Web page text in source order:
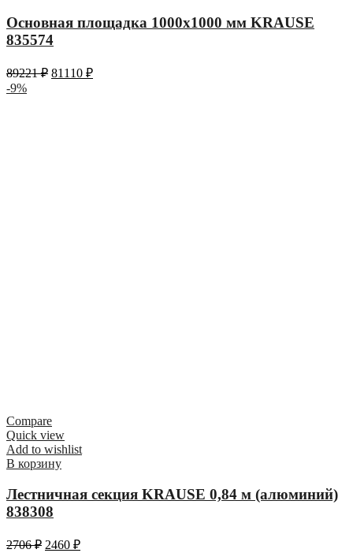
Основная площадка 1000х1000 мм KRAUSE
835574
89221₽ 81110 ₽
-9%
Compare
Quick view
Add to wishlist
В корзину
Лестничная секция KRAUSE 0,84 м (алюминий)
838308
2706₽ 2460 ₽